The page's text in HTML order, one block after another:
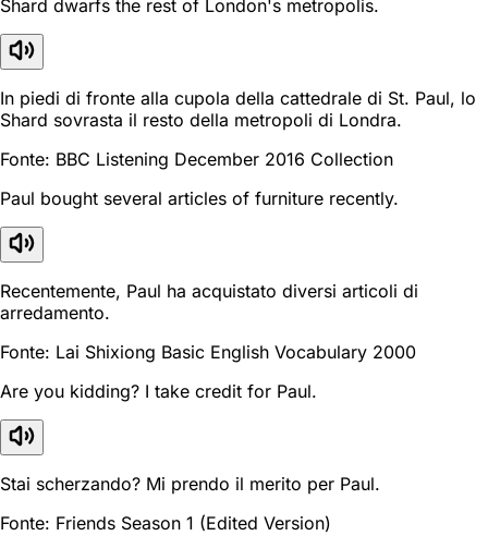
Shard dwarfs the rest of London's metropolis.
In piedi di fronte alla cupola della cattedrale di St. Paul, lo
Shard sovrasta il resto della metropoli di Londra.
Fonte: BBC Listening December 2016 Collection
Paul bought several articles of furniture recently.
Recentemente, Paul ha acquistato diversi articoli di
arredamento.
Fonte: Lai Shixiong Basic English Vocabulary 2000
Are you kidding? I take credit for Paul.
Stai scherzando? Mi prendo il merito per Paul.
Fonte: Friends Season 1 (Edited Version)